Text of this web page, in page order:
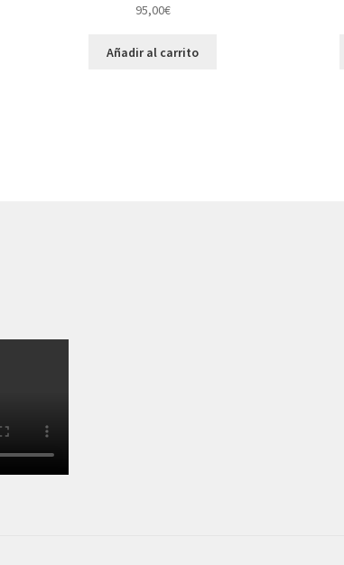
95,00€
Añadir al carrito